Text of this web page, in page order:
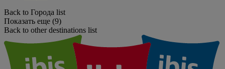
Back to Города list
Показать еще (9)
Back to other destinations list